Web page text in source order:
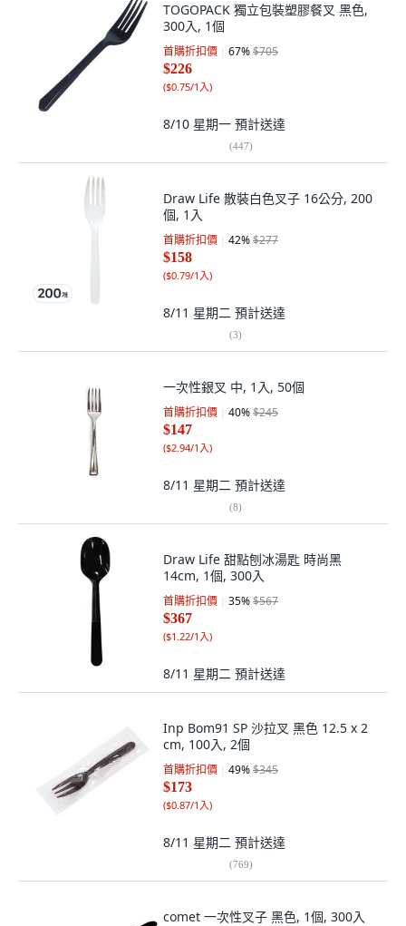
TOGOPACK 獨立包裝塑膠餐叉 黑色,
300入, 1個
首購折扣價 67%$705
$226
($0.75/1入)
8/10 星期一 預計送達
(447)
Draw Life 散裝白色叉子 16公分, 200
個, 1入
首購折扣價 42%$277
$158
($0.79/1入)
8/11 星期二 預計送達
(3)
一次性銀叉 中, 1入, 50個
首購折扣價 40%$245
$147
($2.94/1入)
8/11 星期二 預計送達
(8)
Draw Life 甜點刨冰湯匙 時尚黑
14cm, 1個, 300入
首購折扣價 35%$567
$367
($1.22/1入)
8/11 星期二 預計送達
Inp Bom91 SP 沙拉叉 黑色 12.5 x 2
cm, 100入, 2個
首購折扣價 49%$345
$173
($0.87/1入)
8/11 星期二 預計送達
(769)
comet 一次性叉子 黑色, 1個, 300入